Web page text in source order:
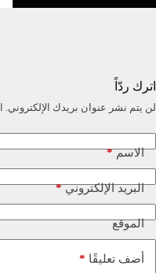
اترك ردّاً
لن يتم نشر عنوان بريدك الإلكتروني.
الاسم*
البريد الإلكتروني*
الموقع
أضف تعليقًا *